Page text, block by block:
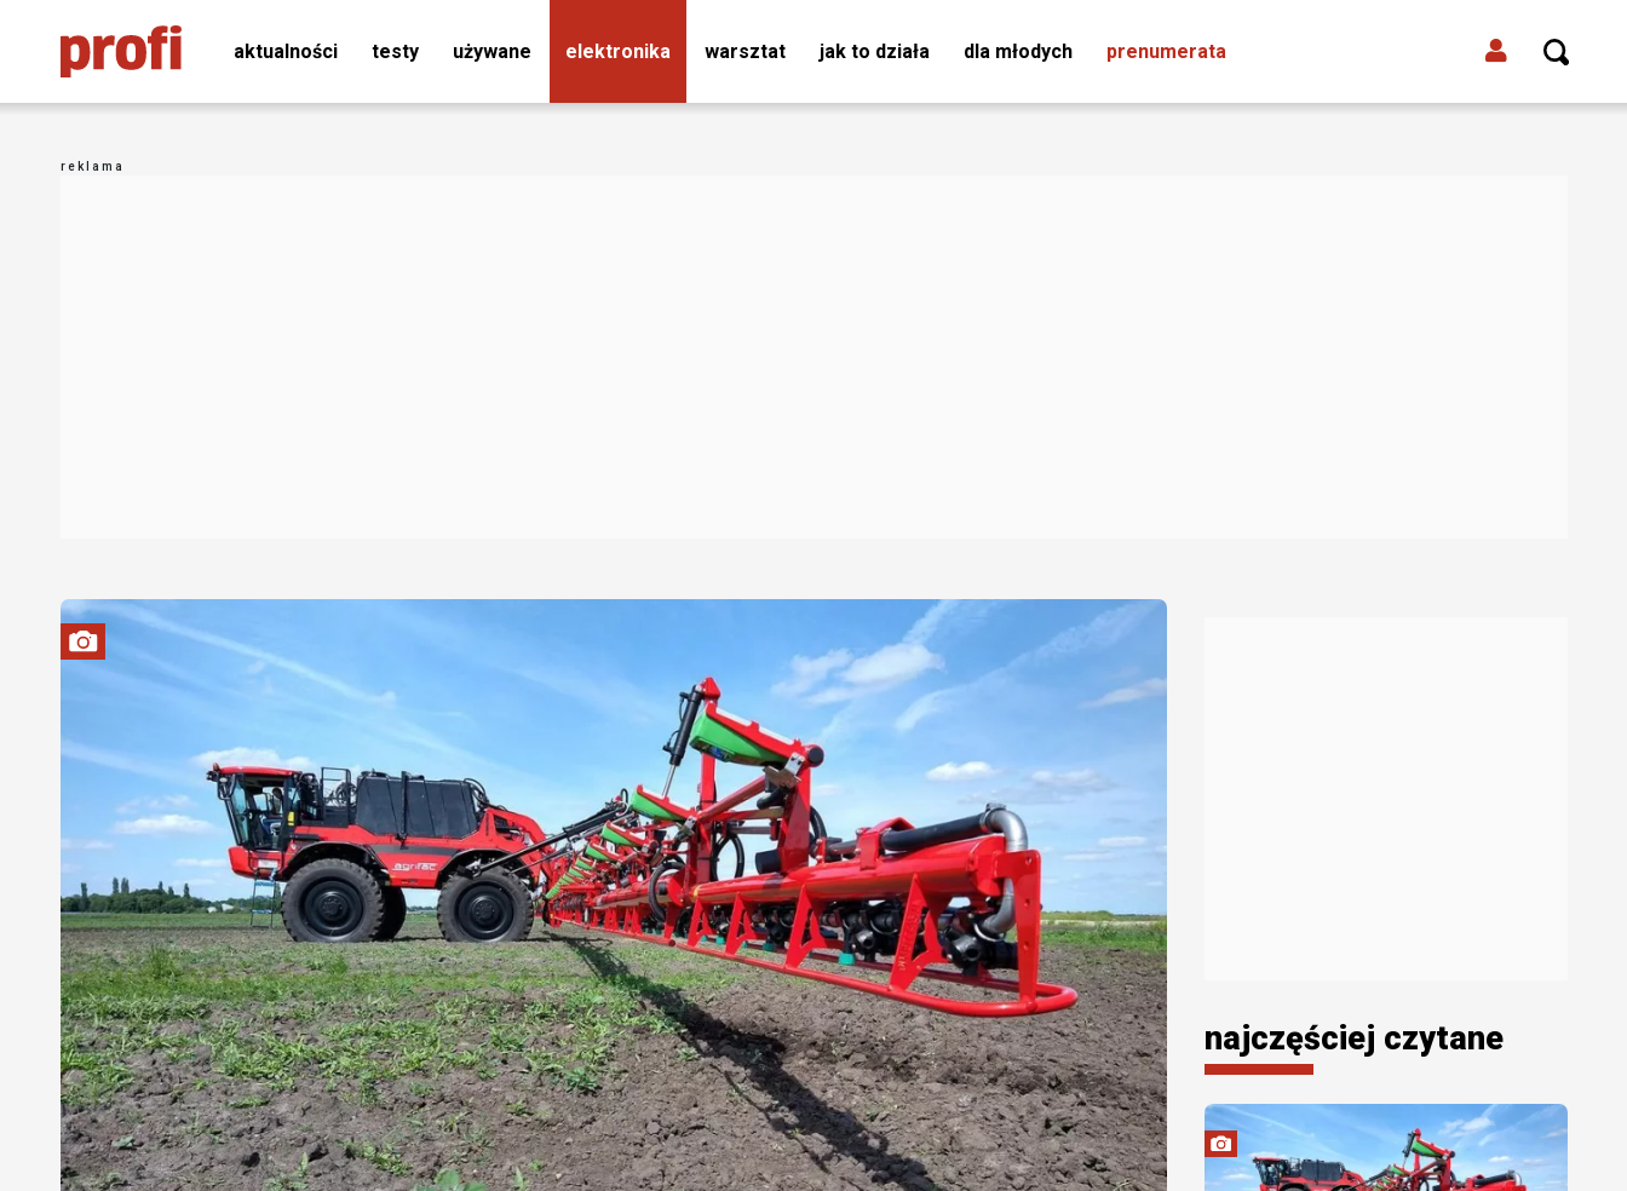
aktualności testy używane elektronika warsztat jak to działa dla młodych prenumerata
najczęściej czytane